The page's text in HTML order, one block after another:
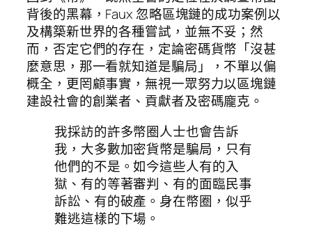
背後的黑幕，Faux 忽略區塊鏈的成功案例以
及構築新世界的各種嘗試，並無不妥；然
而，否定它們的存在，定論密碼貨幣「沒甚
麼意思，那一看就知道是騙局」，不單以偏
概全，更罔顧事實，無視一眾努力以區塊鏈
建設社會的創業者、貢獻者及密碼龐克。
我採訪的許多幣圈人士也會告訴
我，大多數加密貨幣是騙局，只有
他們的不是。如今這些人有的入
獄、有的等著審判、有的面臨民事
訴訟、有的破產。身在幣圈，似乎
難逃這樣的下場。